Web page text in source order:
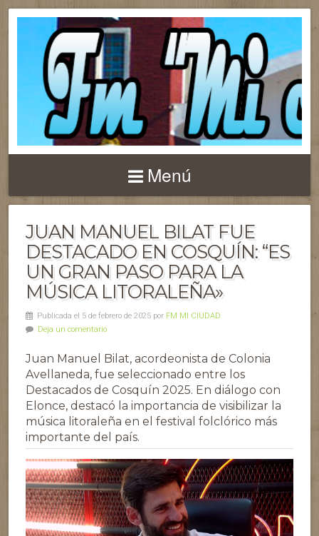
Menú
JUAN MANUEL BILAT FUE
DESTACADO EN COSQUÍN: “ES
UN GRAN PASO PARA LA
MÚSICA LITORALEÑA»
Publicada el 5 de febrero de 2025 por FM MI CIUDAD
Deja un comentario
Juan Manuel Bilat, acordeonista de Colonia
Avellaneda, fue seleccionado entre los
Destacados de Cosquín 2025. En diálogo con
Elonce, destacó la importancia de visibilizar la
música litoraleña en el festival folclórico más
importante del país.